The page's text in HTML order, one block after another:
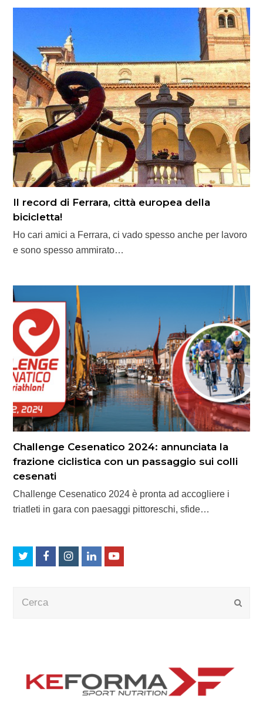
Il record di Ferrara, città europea della
bicicletta!
Ho cari amici a Ferrara, ci vado spesso anche per lavoro
e sono spesso ammirato…
Challenge Cesenatico 2024: annunciata la
frazione ciclistica con un passaggio sui colli
cesenati
Challenge Cesenatico 2024 è pronta ad accogliere i
triatleti in gara con paesaggi pittoreschi, sfide…
TwitterFacebookInstagram
LinkedInYoutube